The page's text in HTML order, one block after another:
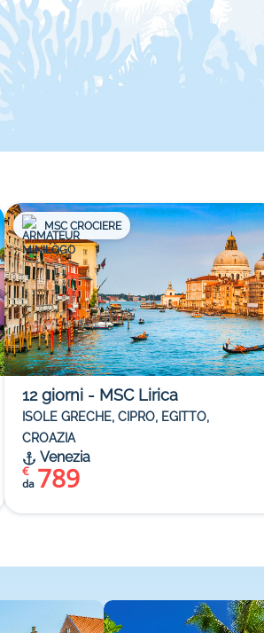
MSC CROCIERE
12 giorni - MSC Lirica
ISOLE GRECHE, CIPRO, EGITTO,
CROAZIA
Venezia
da 789
€